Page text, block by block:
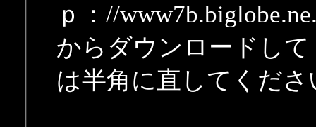
ｐ：//
からダウンロードし
は半角に直してくださ